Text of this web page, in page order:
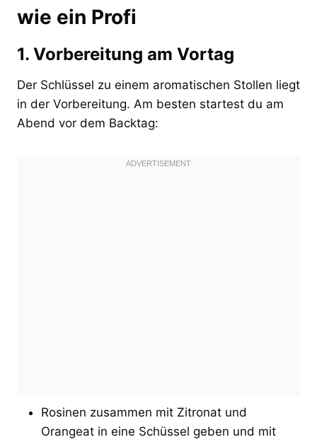
wie ein Profi
1. Vorbereitung am Vortag
Der Schlüssel zu einem aromatischen Stollen liegt
in der Vorbereitung. Am besten startest du am
Abend vor dem Backtag:
Rosinen zusammen mit Zitronat und
Orangeat in eine Schüssel geben und mit